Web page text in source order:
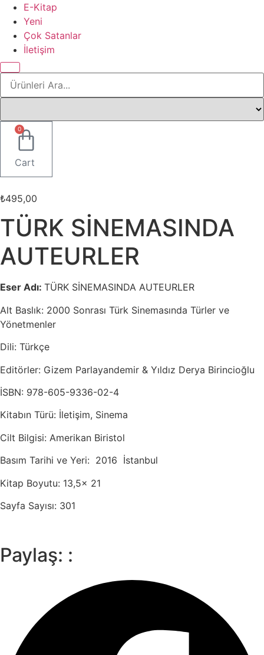
E-Kitap
Yeni
Çok Satanlar
İletişim
0
Cart
₺495,00
TÜRK SİNEMASINDA
AUTEURLER
Eser Adı: TÜRK SİNEMASINDA AUTEURLER
Alt Baslık: 2000 Sonrası Türk Sinemasında Türler ve
Yönetmenler
Dili: Türkçe
Editörler: Gizem Parlayandemir & Yıldız Derya Birincioğlu
İSBN: 978-605-9336-02-4
Kitabın Türü: İletişim, Sinema
Cilt Bilgisi: Amerikan Biristol
Basım Tarihi ve Yeri: 2016 İstanbul
Kitap Boyutu: 13,5x 21
Sayfa Sayısı: 301
Paylaş: :